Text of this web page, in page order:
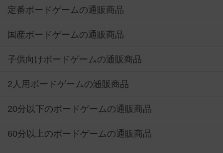
定番ボードゲームの通販商品
国産ボードゲームの通販商品
子供向けボードゲームの通販商品
2人用ボードゲームの通販商品
20分以下のボードゲームの通販商品
60分以上のボードゲームの通販商品